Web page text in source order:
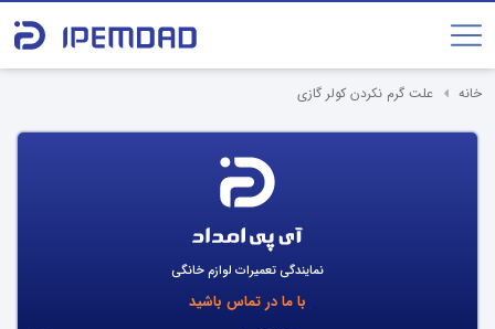
خانه علت گرم نکردن کولر گازی
نمایندگی تعمیرات لوازم خانگی
با ما در تماس باشید